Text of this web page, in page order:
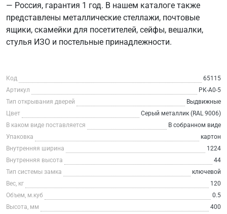
— Россия, гарантия 1 год. В нашем каталоге также
представлены металлические стеллажи, почтовые
ящики, скамейки для посетителей, сейфы, вешалки,
стулья ИЗО и постельные принадлежности.
Код
65115
Артикул
РК-А0-5
Тип открывания дверей
Выдвижные
Цвет
Серый металлик (RAL 9006)
В каком виде поставляется
В собранном виде
Упаковка
картон
Внутренняя ширина
1224
Внутренняя высота
44
Тип системы замка
ключевой
Вес, кг
120
Объем, м.куб
0.5
Высота, мм
400